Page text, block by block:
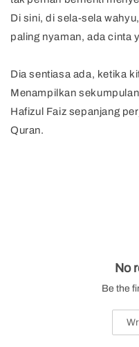
Di sini, di sela-sela
paling nyaman, ada cinta
Dia sentiasa ada, ketika
Menampilkan
Hafizul Faiz sepanjang
Quran.
No
Be the